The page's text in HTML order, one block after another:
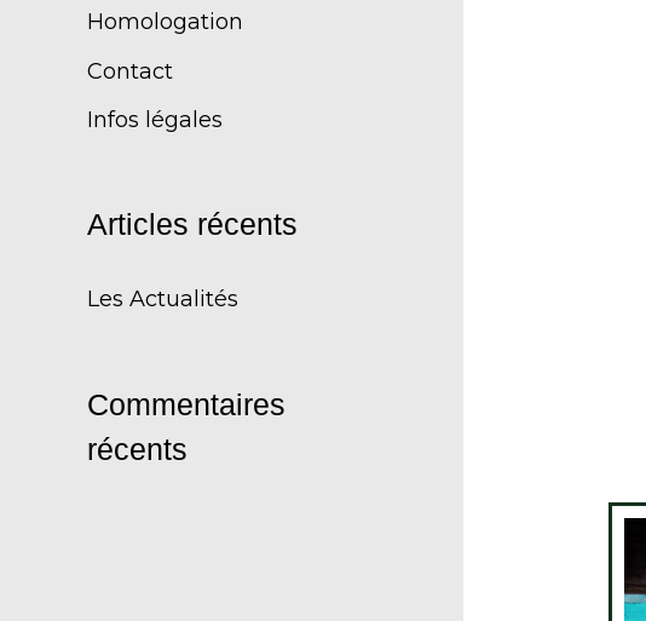
Homologation
Contact
Infos légales
Articles récents
Les Actualités
Commentaires
récents